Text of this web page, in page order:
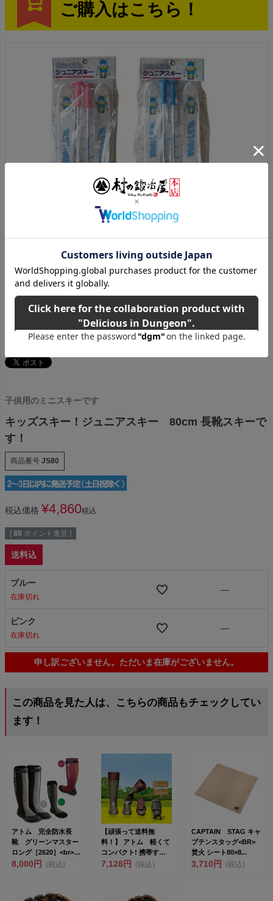
ご購入はこちら！
子供用のミニスキーです
キッズスキー！ジュニアスキー 80cm 長靴スキーで
す！
商品番号 JS80
税込価格 ¥4,860税込
[ 88 ポイント進呈 ]
送料込
ブルー
在庫切れ
—
ピンク
在庫切れ
—
申し訳ございません。ただいま在庫がございません。
この商品を見た人は、こちらの商品もチェックしてい
ます！
アトム 完全防水長
靴 グリーンマスター
ロング［2620］<br>プ
ロフェ...
8,000円 (税込)
【頑張って送料無
料！】 アトム 軽くて
コンパクト! 携帯する
ブーツ ポケブー
7,128円 (税込)
CAPTAIN STAG キャ
プテンスタッグ<BR>
焚火 シート80×8...
3,710円 (税込)